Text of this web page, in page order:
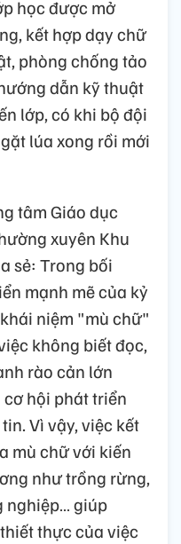
học được mở
kết hợp dạy chữ
phòng chống tảo
dẫn kỹ thuật
lớp, có khi bộ đội
lúa xong rồi mới
tâm Giáo dục
xuyên Khu
sẻ: Trong bối
mạnh mẽ của kỷ
niệm "mù chữ"
không biết đọc,
rào cản lớn
hội phát triển
Vì vậy, việc kết
mù chữ với kiến
như trồng rừng,
nghiệp… giúp
thực của việc